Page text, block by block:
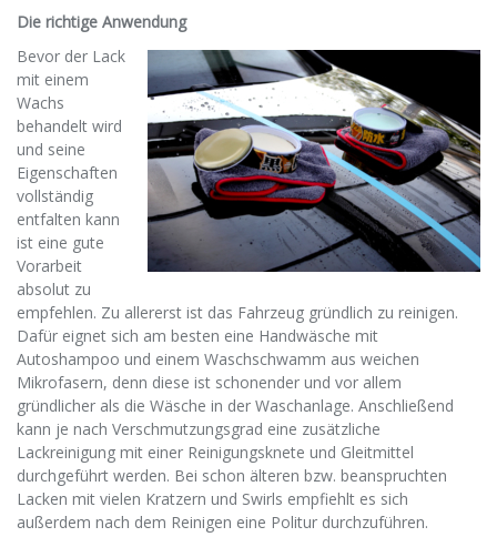
Die richtige Anwendung
Bevor der Lack
mit einem
Wachs
behandelt wird
und seine
Eigenschaften
vollständig
entfalten kann
ist eine gute
Vorarbeit
absolut zu
empfehlen. Zu allererst ist das Fahrzeug gründlich zu reinigen.
Dafür eignet sich am besten eine Handwäsche mit
Autoshampoo und einem Waschschwamm aus weichen
Mikrofasern, denn diese ist schonender und vor allem
gründlicher als die Wäsche in der Waschanlage. Anschließend
kann je nach Verschmutzungsgrad eine zusätzliche
Lackreinigung mit einer Reinigungsknete und Gleitmittel
durchgeführt werden. Bei schon älteren bzw. beanspruchten
Lacken mit vielen Kratzern und Swirls empfiehlt es sich
außerdem nach dem Reinigen eine Politur durchzuführen.